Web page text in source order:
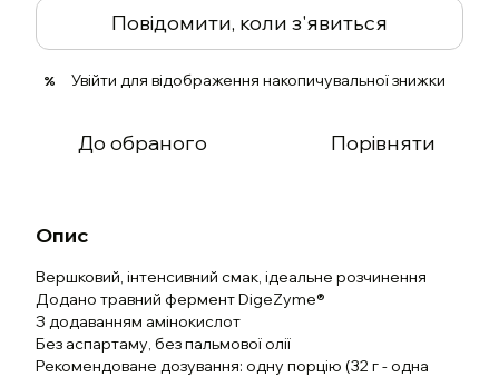
Повідомити, коли з'явиться
% Увійти для відображення накопичувальної знижки
До обраного Порівняти
Опис
Вершковий, інтенсивний смак, ідеальне розчинення
Додано травний фермент DigeZyme®
З додаванням амінокислот
Без аспартаму, без пальмової олії
Рекомендоване дозування: одну порцію (32 г - одна